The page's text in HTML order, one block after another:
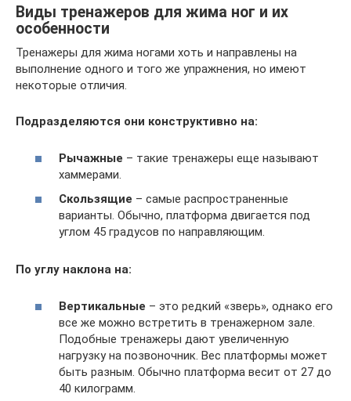
Виды тренажеров для жима ног и их
особенности
Тренажеры для жима ногами хоть и направлены на
выполнение одного и того же упражнения, но имеют
некоторые отличия.
Подразделяются они конструктивно на:
Рычажные – такие тренажеры еще называют
хаммерами.
Скользящие – самые распространенные
варианты. Обычно, платформа двигается под
углом 45 градусов по направляющим.
По углу наклона на:
Вертикальные – это редкий «зверь», однако его
все же можно встретить в тренажерном зале.
Подобные тренажеры дают увеличенную
нагрузку на позвоночник. Вес платформы может
быть разным. Обычно платформа весит от 27 до
40 килограмм.